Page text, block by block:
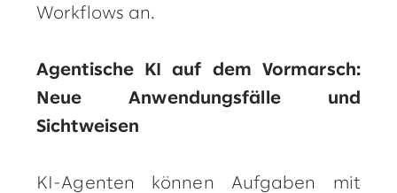
Workflows an.
Agentische KI auf dem Vormarsch:
Neue Anwendungsfälle und
Sichtweisen
KI-Agenten können Aufgaben mit